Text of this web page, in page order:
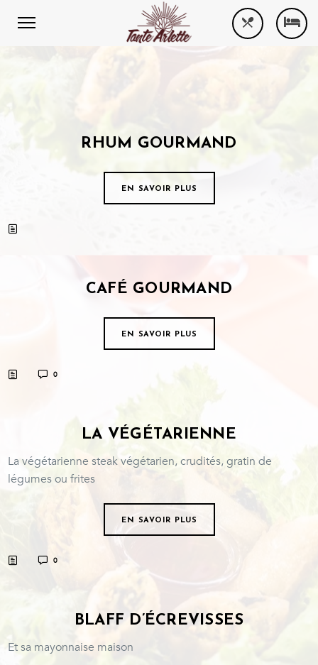
RHUM GOURMAND
EN SAVOIR PLUS
CAFÉ GOURMAND
EN SAVOIR PLUS
0
LA VÉGÉTARIENNE
La végétarienne steak végétarien, crudités, gratin de
légumes ou frites
EN SAVOIR PLUS
0
BLAFF D’ÉCREVISSES
Et sa mayonnaise maison